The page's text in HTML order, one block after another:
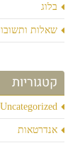
בלוג
שאלות ותשובות:
קטגוריות
Uncategorized
אנדרטאות